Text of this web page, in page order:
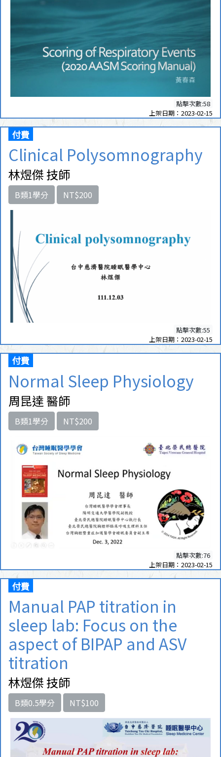
點擊次數:58
上架日期：2023-02-15
付費
Clinical Polysomnography
林煜傑 技師
B類1學分 NT$200
點擊次數:55
上架日期：2023-02-15
付費
Normal Sleep Physiology
周昆達 醫師
B類1學分 NT$200
點擊次數:76
上架日期：2023-02-15
付費
Manual PAP titration in
sleep lab: Focus on the
aspect of BIPAP and ASV
titration
林煜傑 技師
B類0.5學分 NT$100